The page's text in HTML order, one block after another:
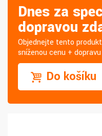
Dnes za
dopravou
Objednejte tento
sníženou cenu +
Do košíku